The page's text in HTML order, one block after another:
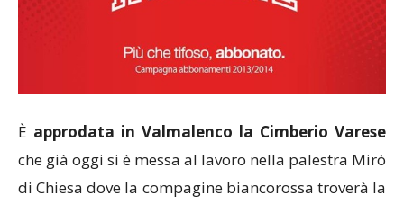
È approdata in Valmalenco la Cimberio Varese
che già oggi si è messa al lavoro nella palestra Mirò
di Chiesa dove la compagine biancorossa troverà la